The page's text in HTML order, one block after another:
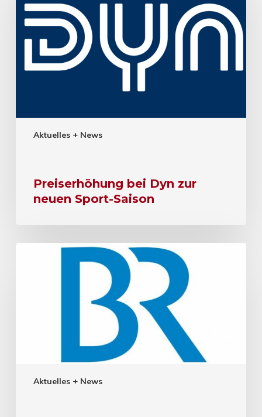
Aktuelles + News
Preiserhöhung bei Dyn zur
neuen Sport-Saison
Aktuelles + News